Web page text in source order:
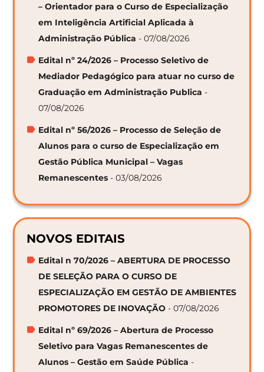
– Orientador para o Curso de Especialização
em Inteligência Artificial Aplicada à
Administração Pública - 07/08/2026
Edital nº 24/2026 – Processo Seletivo de
Mediador Pedagógico para atuar no curso de
Graduação em Administração Publica -
07/08/2026
Edital nº 56/2026 – Processo de Seleção de
Alunos para o curso de Especialização em
Gestão Pública Municipal – Vagas
Remanescentes - 03/08/2026
NOVOS EDITAIS
Edital n 70/2026 – ABERTURA DE PROCESSO
DE SELEÇÃO PARA O CURSO DE
ESPECIALIZAÇÃO EM GESTÃO DE AMBIENTES
PROMOTORES DE INOVAÇÃO - 07/08/2026
Edital nº 69/2026 – Abertura de Processo
Seletivo para Vagas Remanescentes de
Alunos – Gestão em Saúde Pública -